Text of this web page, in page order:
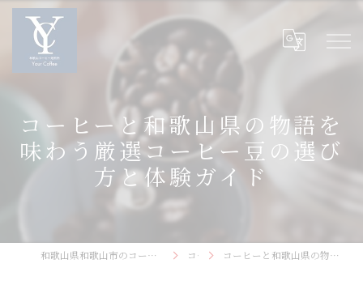
コーヒーと和歌山県の物語を
味わう厳選コーヒー豆の選び
方と体験ガイド
和歌山県和歌山市のコーヒーなら和歌山コーヒー焙煎所〜Your Coffee〜 コラム コーヒーと和歌山県の物語を味わう厳選コーヒー豆の選び方と体験ガイド